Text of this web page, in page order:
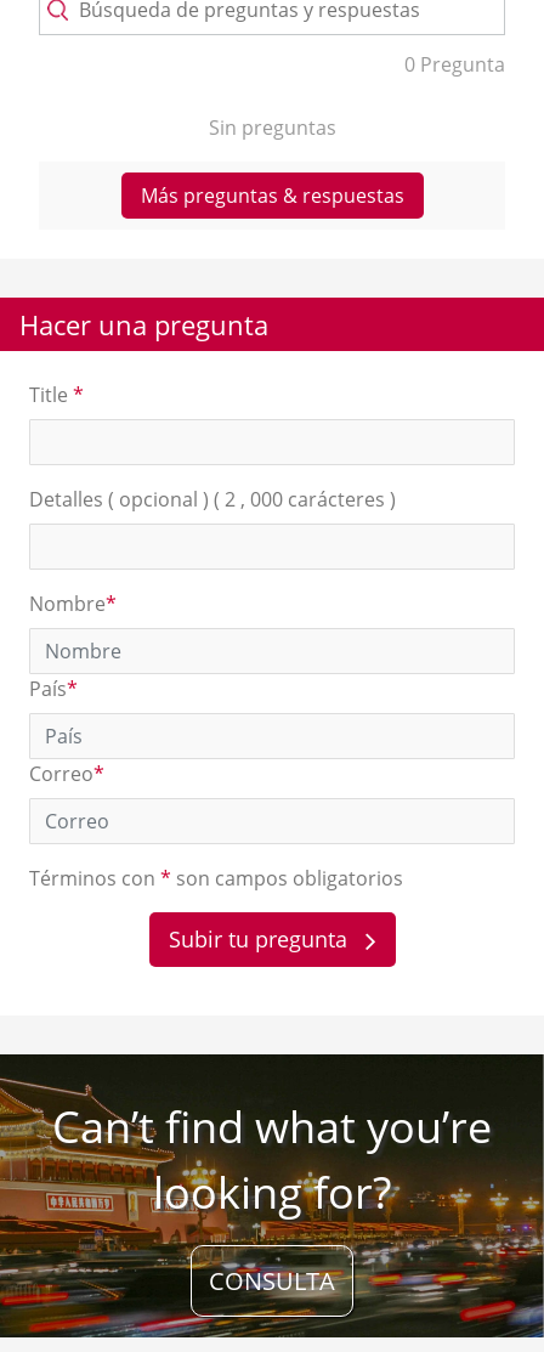
0 Pregunta
Sin preguntas
Más preguntas & respuestas
Hacer una pregunta
Title *
Detalles ( opcional ) ( 2 , 000 carácteres )
Nombre*
País*
Correo*
Términos con * son campos obligatorios
Can’t find what you’re
looking for?
CONSULTA